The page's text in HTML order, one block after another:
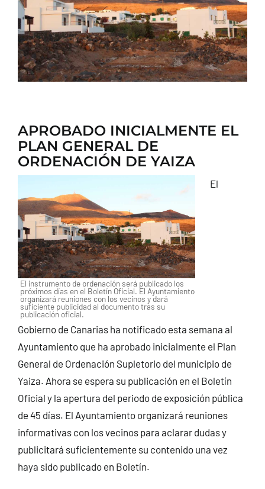
CONTACTO
APROBADO INICIALMENTE EL
PLAN GENERAL DE
ORDENACIÓN DE YAIZA
El instrumento de ordenación será publicado los
próximos días en el Boletín Oficial. El Ayuntamiento
organizará reuniones con los vecinos y dará
suficiente publicidad al documento tras su
publicación oficial.
El
Gobierno de Canarias ha notificado esta semana al
Ayuntamiento que ha aprobado inicialmente el Plan
General de Ordenación Supletorio del municipio de
Yaiza. Ahora se espera su publicación en el Boletín
Oficial y la apertura del periodo de exposición pública
de 45 días. El Ayuntamiento organizará reuniones
informativas con los vecinos para aclarar dudas y
publicitará suficientemente su contenido una vez
haya sido publicado en Boletín.